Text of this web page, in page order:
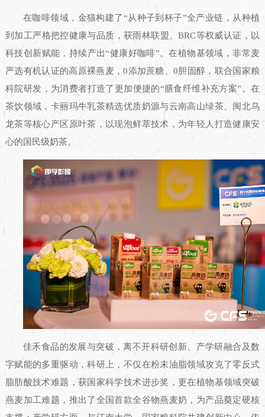
在咖啡领域，金猫构建了“从种子到杯子”全产业链，从种植
到加工严格把控健康与品质，获雨林联盟、BRC等权威认证，以
科技创新赋能，持续产出“健康好咖啡”。在植物基领域，非常麦
严选有机认证的高原裸燕麦，0添加蔗糖、0胆固醇，联合国家粮
科院研发，为消费者打造了更加便捷的“膳食纤维补充方案”。在
茶饮领域，卡丽玛牛乳茶精选优质奶源与云南高山绿茶、闽北乌
龙茶等核心产区原叶茶，以现泡鲜萃技术，为年轻人打造健康安
心的国民级奶茶。
佳禾食品的发展与突破，离不开科研创新、产学研融合及数
字赋能的多重驱动，科研上，不仅在粉末油脂领域攻克了零反式
脂肪酸技术难题，获国家科学技术进步奖，更在植物基领域突破
燕麦加工难题，推出了全国首款全谷物燕麦奶，为产品奠定硬核